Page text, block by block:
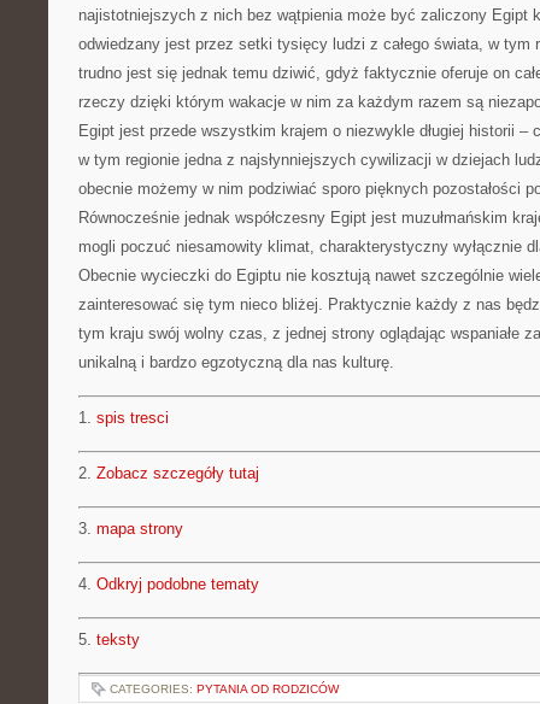
najistotniejszych z nich bez wątpienia może być zaliczony Egipt
odwiedzany jest przez setki tysięcy ludzi z całego świata, w tym
trudno jest się jednak temu dziwić, gdyż faktycznie oferuje on
rzeczy dzięki którym wakacje w nim za każdym razem są
Egipt jest przede wszystkim krajem o niezwykle długiej historii –
w tym regionie jedna z najsłynniejszych cywilizacji w dziejach
obecnie możemy w nim podziwiać sporo pięknych pozostałości
Równocześnie jednak współczesny Egipt jest muzułmańskim
mogli poczuć niesamowity klimat, charakterystyczny wyłącznie
Obecnie wycieczki do Egiptu nie kosztują nawet szczególnie
zainteresować się tym nieco bliżej. Praktycznie każdy z nas
tym kraju swój wolny czas, z jednej strony oglądając wspaniałe
unikalną i bardzo egzotyczną dla nas kulturę.
1. spis tresci
2. Zobacz szczegóły tutaj
3. mapa strony
4. Odkryj podobne tematy
5. teksty
CATEGORIES: PYTANIA OD RODZICÓW